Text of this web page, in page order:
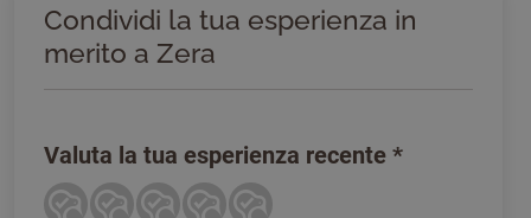
Condividi la tua esperienza in
merito a Zera
Valuta la tua esperienza recente *